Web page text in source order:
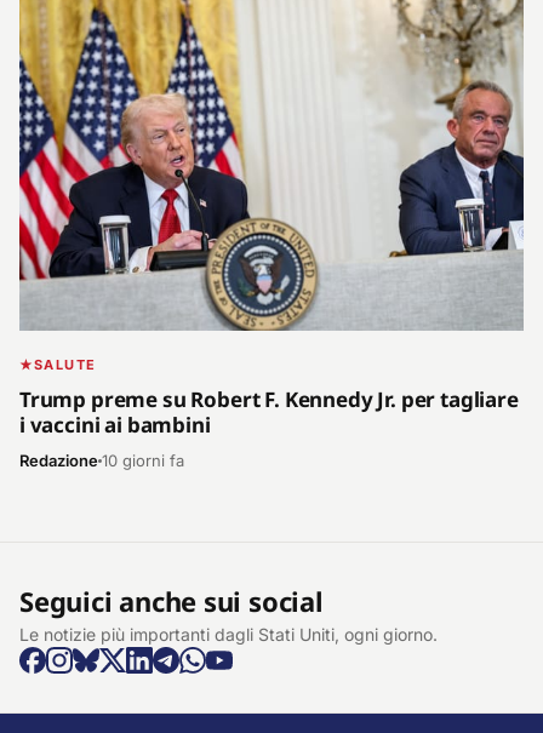
SALUTE
Trump preme su Robert F. Kennedy Jr. per tagliare
i vaccini ai bambini
Redazione10 giorni fa
Seguici anche sui social
Le notizie più importanti dagli Stati Uniti, ogni giorno.